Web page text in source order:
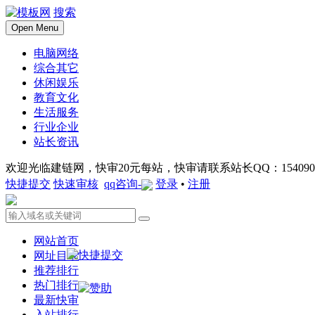
搜索
Open Menu
电脑网络
综合其它
休闲娱乐
教育文化
生活服务
行业企业
站长资讯
欢迎光临建链网，快审20元每站，快审请联系站长QQ：
快捷提交 快速审核 qq咨询- 登录 • 注册
网站首页
网址目录
推荐排行
热门排行
最新快审